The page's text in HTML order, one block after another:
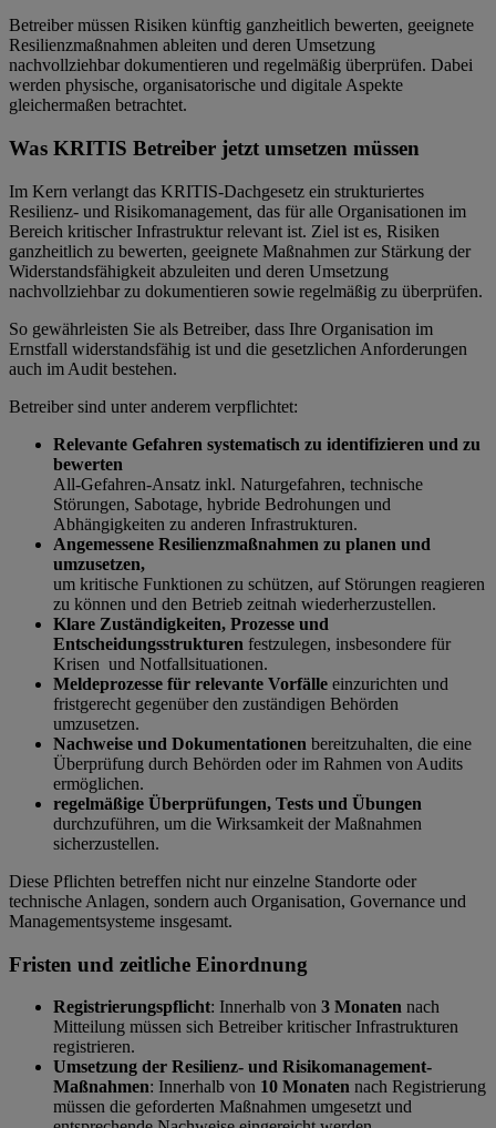
Betreiber müssen Risiken künftig ganzheitlich bewerten, geeignete
Resilienzmaßnahmen ableiten und deren Umsetzung
nachvollziehbar dokumentieren und regelmäßig überprüfen. Dabei
werden physische, organisatorische und digitale Aspekte
gleichermaßen betrachtet.
Was KRITIS Betreiber jetzt umsetzen müssen
Im Kern verlangt das KRITIS-Dachgesetz ein strukturiertes
Resilienz- und Risikomanagement, das für alle Organisationen im
Bereich kritischer Infrastruktur relevant ist. Ziel ist es, Risiken
ganzheitlich zu bewerten, geeignete Maßnahmen zur Stärkung der
Widerstandsfähigkeit abzuleiten und deren Umsetzung
nachvollziehbar zu dokumentieren sowie regelmäßig zu überprüfen.
So gewährleisten Sie als Betreiber, dass Ihre Organisation im
Ernstfall widerstandsfähig ist und die gesetzlichen Anforderungen
auch im Audit bestehen.
Betreiber sind unter anderem verpflichtet:
Relevante Gefahren systematisch zu identifizieren und zu
bewerten
All-Gefahren-Ansatz inkl. Naturgefahren, technische
Störungen, Sabotage, hybride Bedrohungen und
Abhängigkeiten zu anderen Infrastrukturen.
Angemessene Resilienzmaßnahmen zu planen und
umzusetzen,
um kritische Funktionen zu schützen, auf Störungen reagieren
zu können und den Betrieb zeitnah wiederherzustellen.
Klare Zuständigkeiten, Prozesse und
Entscheidungsstrukturen festzulegen, insbesondere für
Krisen und Notfallsituationen.
Meldeprozesse für relevante Vorfälle einzurichten und
fristgerecht gegenüber den zuständigen Behörden
umzusetzen.
Nachweise und Dokumentationen bereitzuhalten, die eine
Überprüfung durch Behörden oder im Rahmen von Audits
ermöglichen.
regelmäßige Überprüfungen, Tests und Übungen
durchzuführen, um die Wirksamkeit der Maßnahmen
sicherzustellen.
Diese Pflichten betreffen nicht nur einzelne Standorte oder
technische Anlagen, sondern auch Organisation, Governance und
Managementsysteme insgesamt.
Fristen und zeitliche Einordnung
Registrierungspflicht: Innerhalb von 3 Monaten nach
Mitteilung müssen sich Betreiber kritischer Infrastrukturen
registrieren.
Umsetzung der Resilienz- und Risikomanagement-
Maßnahmen: Innerhalb von 10 Monaten nach Registrierung
müssen die geforderten Maßnahmen umgesetzt und